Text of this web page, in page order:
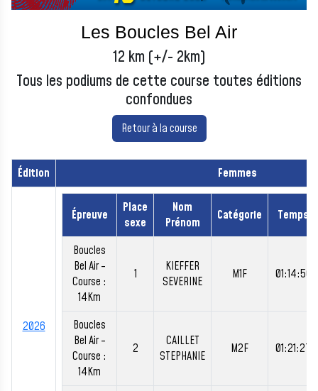
Les Boucles Bel Air
12 km (+/- 2km)
Tous les podiums de cette course toutes éditions
confondues
Retour à la course
Édition Femmes
2026
Épreuve
Place
sexe
Nom
Prénom
Catégorie Temps
Boucles
Bel Air -
Course :
14Km
1
KIEFFER
SEVERINE
M1F 01:14:50
Boucles
Bel Air -
Course :
14Km
2
CAILLET
STEPHANIE
M2F 01:21:27